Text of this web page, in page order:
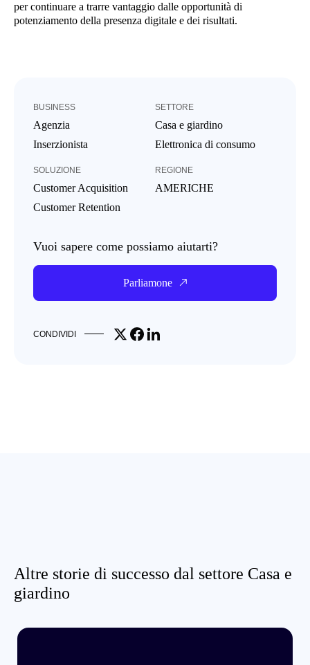
BUSINESS
Agenzia
Inserzionista
SETTORE
Casa e giardino
Elettronica di consumo
SOLUZIONE
Customer Acquisition
Customer Retention
REGIONE
AMERICHE
Vuoi sapere come possiamo aiutarti?
Parliamone
CONDIVIDI Share on X
Share on Facebook
Share on LinkedIn
per continuare a trarre vantaggio dalle opportunità di
potenziamento della presenza digitale e dei risultati.
Altre storie di successo dal settore Casa e
giardino